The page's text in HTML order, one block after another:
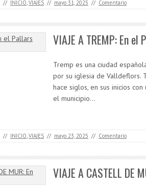
// INICIO,VIAJES // mayo 31, 2025 // Comentario
VIAJE A TREMP: En el
Tremp es una ciudad
por su iglesia de Valldeflors.
hace siglos, en sus inicios
el municipio…
// INICIO,VIAJES // mayo 23, 2025 // Comentario
VIAJE A CASTELL DE